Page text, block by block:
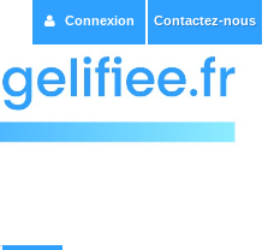
Connexion Contactez-nous